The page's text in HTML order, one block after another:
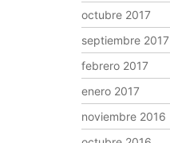
octubre 2017
septiembre 2017
febrero 2017
enero 2017
noviembre 2016